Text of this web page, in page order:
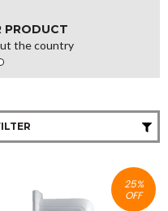
PRODUCT
the country
25%
OFF